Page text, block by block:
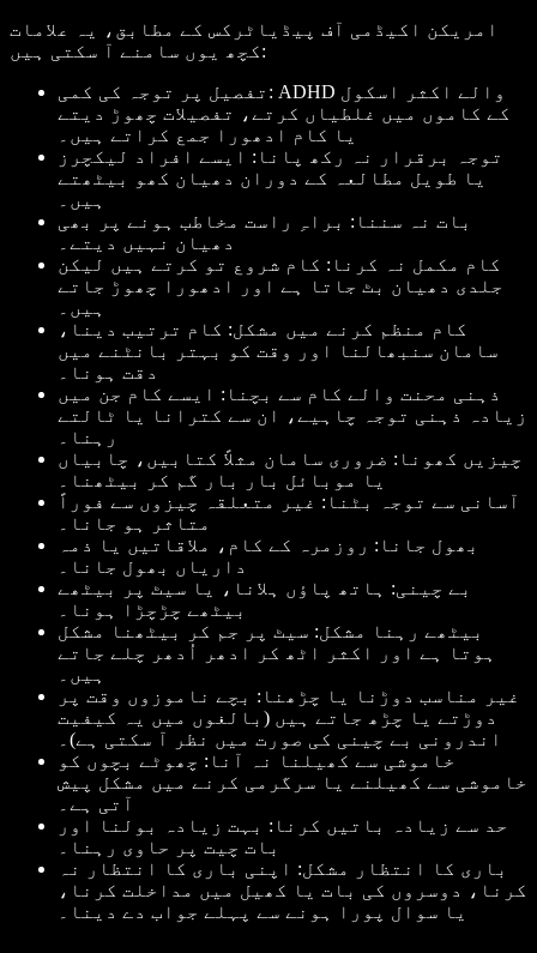
امریکن اکیڈمی آف پیڈیاٹرکس کے مطابق، یہ علامات
کچھ یوں سامنے آ سکتی ہیں:
تفصیل پر توجہ کی کمی: ADHD والے اکثر اسکول
کے کاموں میں غلطیاں کرتے، تفصیلات چھوڑ دیتے
یا کام ادھورا جمع کراتے ہیں۔
توجہ برقرار نہ رکھ پانا: ایسے افراد لیکچرز
یا طویل مطالعہ کے دوران دھیان کھو بیٹھتے
ہیں۔
بات نہ سننا: براہِ راست مخاطب ہونے پر بھی
دھیان نہیں دیتے۔
کام مکمل نہ کرنا: کام شروع تو کرتے ہیں لیکن
جلدی دھیان بٹ جاتا ہے اور ادھورا چھوڑ جاتے
ہیں۔
کام منظم کرنے میں مشکل: کام ترتیب دینا،
سامان سنبھالنا اور وقت کو بہتر بانٹنے میں
دقت ہونا۔
ذہنی محنت والے کام سے بچنا: ایسے کام جن میں
زیادہ ذہنی توجہ چاہیے، ان سے کترانا یا ٹالتے
رہنا۔
چیزیں کھونا: ضروری سامان مثلاً کتابیں، چابیاں
یا موبائل بار بار گم کر بیٹھنا۔
آسانی سے توجہ بٹنا: غیر متعلقہ چیزوں سے فوراً
متاثر ہو جانا۔
بھول جانا: روزمرہ کے کام، ملاقاتیں یا ذمہ
داریاں بھول جانا۔
بے چینی: ہاتھ پاؤں ہلانا، یا سیٹ پر بیٹھے
بیٹھے چڑچڑا ہونا۔
بیٹھے رہنا مشکل: سیٹ پر جم کر بیٹھنا مشکل
ہوتا ہے اور اکثر اٹھ کر ادھر اُدھر چلے جاتے
ہیں۔
غیر مناسب دوڑنا یا چڑھنا: بچے ناموزوں وقت پر
دوڑتے یا چڑھ جاتے ہیں (بالغوں میں یہ کیفیت
اندرونی بے چینی کی صورت میں نظر آ سکتی ہے)۔
خاموشی سے کھیلنا نہ آنا: چھوٹے بچوں کو
خاموشی سے کھیلنے یا سرگرمی کرنے میں مشکل پیش
آتی ہے۔
حد سے زیادہ باتیں کرنا: بہت زیادہ بولنا اور
بات چیت پر حاوی رہنا۔
باری کا انتظار مشکل: اپنی باری کا انتظار نہ
کرنا، دوسروں کی بات یا کھیل میں مداخلت کرنا،
یا سوال پورا ہونے سے پہلے جواب دے دینا۔